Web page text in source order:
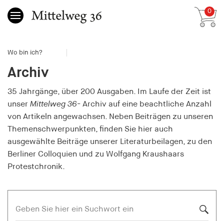
0
Zum Warenkorb Zur Kasse
Wo bin ich?
Archiv
35 Jahrgänge, über 200 Ausgaben. Im Laufe der Zeit ist
unser Mittelweg 36- Archiv auf eine beachtliche Anzahl
von Artikeln angewachsen. Neben Beiträgen zu unseren
Themenschwerpunkten, finden Sie hier auch
ausgewählte Beiträge unserer Literaturbeilagen, zu den
Berliner Colloquien und zu Wolfgang Kraushaars
Protestchronik.